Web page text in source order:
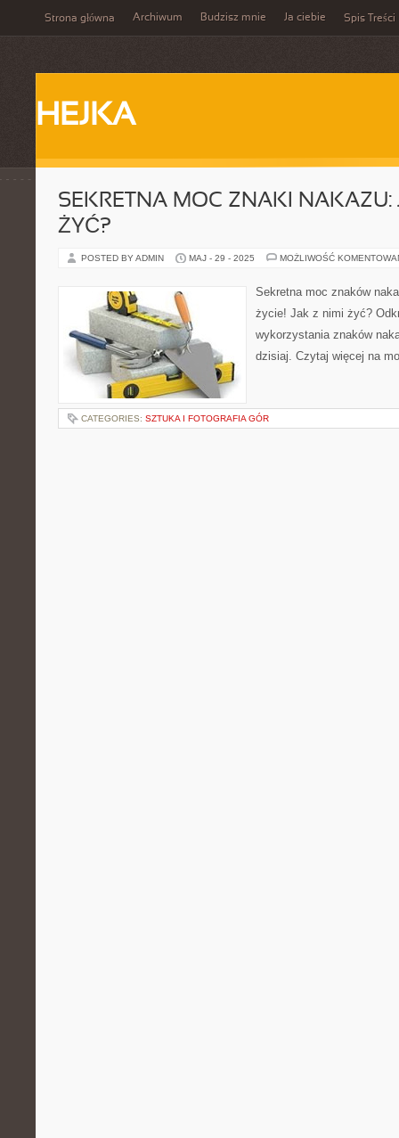
Strona główna Archiwum Budzisz mnie Ja ciebie Spis Treści
HEJKA
SEKRETNA MOC ZNAKI NAKAZU:
ŻYĆ?
POSTED BY ADMIN MAJ - 29 - 2025 MOŻLIWOŚĆ
Sekretna moc znaków
życie! Jak z nimi żyć?
wykorzystania znaków
dzisiaj. Czytaj więcej na
CATEGORIES: SZTUKA I FOTOGRAFIA GÓR